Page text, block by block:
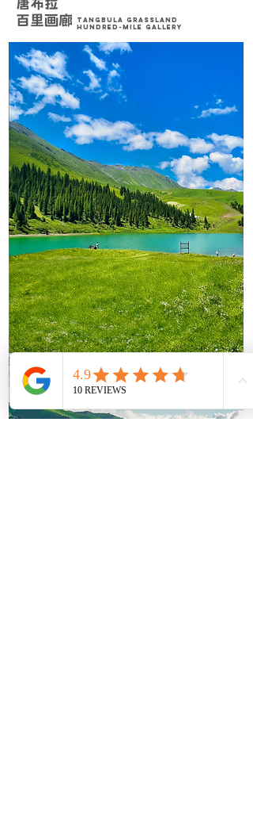
百里画廊 Tangbula grassland
Hundred-Mile Gallery